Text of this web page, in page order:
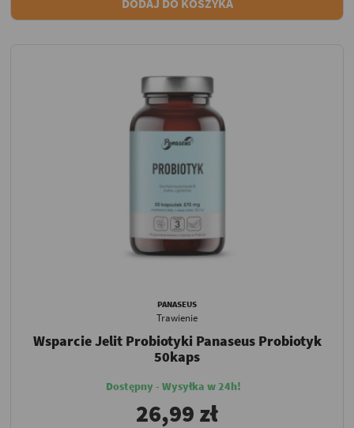
PANASEUS
Trawienie
Wsparcie Jelit Probiotyki Panaseus Probiotyk
50kaps
Dostępny - Wysyłka w 24h!
26,99 zł